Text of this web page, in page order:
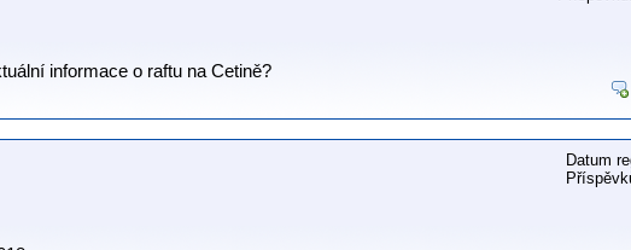
informace o raftu na Cetině?
Datum